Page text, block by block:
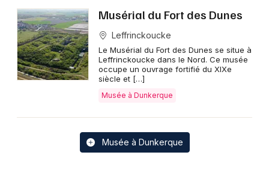
Musérial du Fort des Dunes
Leffrinckoucke
Le Musérial du Fort des Dunes se situe à
Leffrinckoucke dans le Nord. Ce musée
occupe un ouvrage fortifié du XIXe
siècle et […]
Musée à Dunkerque
Musée à Dunkerque